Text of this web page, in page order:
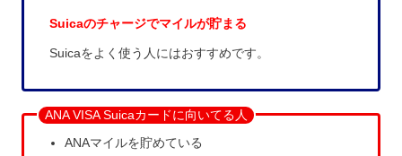
Suicaのチャージでマイルが貯まる
Suicaをよく使う人にはおすすめです。
ANA VISA Suicaカードに向いてる人
ANAマイルを貯めている